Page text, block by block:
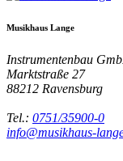
Musikhaus Lange
Instrumentenbau
Marktstraße 27
88212 Ravensburg
Tel.: 0751/35900-0
info@musikhaus-